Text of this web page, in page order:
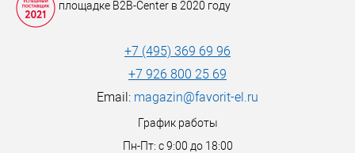
площадке B2B-Center в 2020 году
+7 (495) 369 69 96
+7 926 800 25 69
Email: magazin@favorit-el.ru
График работы
Пн-Пт: с 9:00 до 18:00